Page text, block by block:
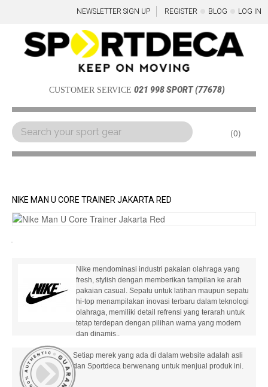
NEWSLETTER SIGN UP REGISTER BLOG LOG IN
CUSTOMER SERVICE 021 998 SPORT (77678)
0
Menu
NIKE MAN U CORE TRAINER JAKARTA RED
Nike mendominasi industri pakaian olahraga yang
fresh, stylish dengan memberikan tampilan ke arah
pakaian casual. Sepatu untuk latihan maupun sepatu
hi-top menampilakan inovasi terbaru dalam teknologi
olahraga, memiliki detail refrensi yang terarah untuk
tetap terdepan dengan pilihan warna yang modern
dan dinamis..
Setiap merek yang ada di dalam website adalah asli
dan Sportdeca berwenang untuk menjual produk ini.